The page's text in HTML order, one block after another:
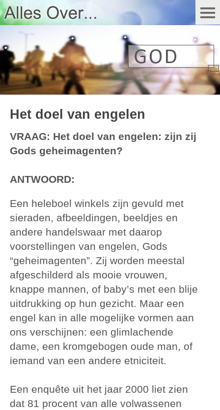
Het doel van engelen
VRAAG: Het doel van engelen: zijn zij
Gods geheimagenten?
ANTWOORD:
Een heleboel winkels zijn gevuld met
sieraden, afbeeldingen, beeldjes en
andere handelswaar met daarop
voorstellingen van engelen, Gods
“geheimagenten”. Zij worden meestal
afgeschilderd als mooie vrouwen,
knappe mannen, of baby’s met een blije
uitdrukking op hun gezicht. Maar een
engel kan in alle mogelijke vormen aan
ons verschijnen: een glimlachende
dame, een kromgebogen oude man, of
iemand van een andere etniciteit.
Een enquête uit het jaar 2000 liet zien
dat 81 procent van alle volwassenen